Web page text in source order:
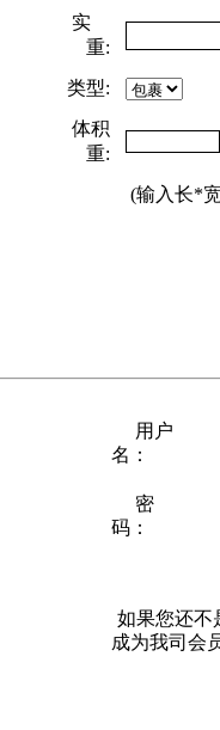
实
重:
类型:
体积
重:
(输入长*
用户
名：
密
码：
如果您还不
成为我司会